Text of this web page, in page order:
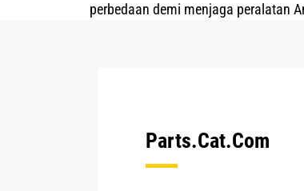
perbedaan demi menjaga peralatan
Parts.Cat.Com